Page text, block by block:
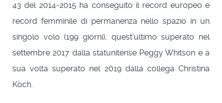
43 del 2014-2015 ha conseguito il record europeo e
record femminile di permanenza nello spazio in un
singolo volo (199 giorni), quest'ultimo superato nel
settembre 2017 dalla statunitense Peggy Whitson e a
sua volta superato nel 2019 dalla collega Christina
Koch.